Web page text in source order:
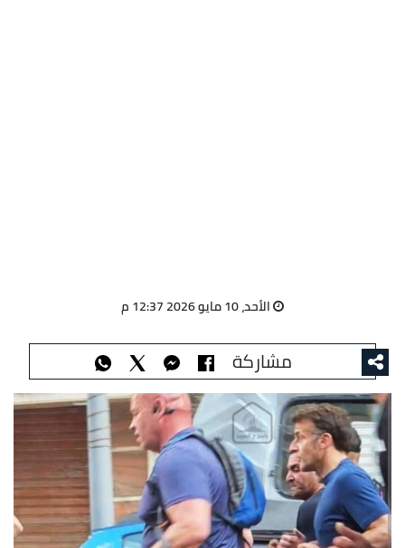
الأحد، 10 مايو 2026 12:37 م
مشاركة